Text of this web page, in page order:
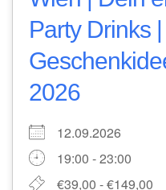
Party Drinks
2026
12.09.2026
19:00 - 23:00
€39,00 - €149,00